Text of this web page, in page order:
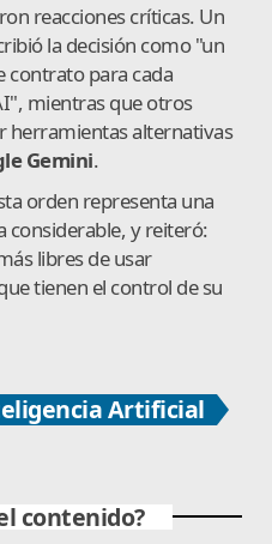
reacciones críticas. Un
la decisión como "un
contrato para cada
mientras que otros
alternativas
Gemini.
orden representa una
considerable, y reiteró:
libres de usar
tienen el control de su
Artificial
contenido?